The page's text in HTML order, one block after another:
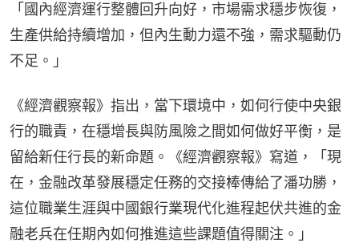
「國內經濟運行整體回升向好，市場需求穩步恢復，
生產供給持續增加，但內生動力還不強，需求驅動仍
不足。」
《經濟觀察報》指出，當下環境中，如何行使中央銀
行的職責，在穩增長與防風險之間如何做好平衡，是
留給新任行長的新命題。《經濟觀察報》寫道，「現
在，金融改革發展穩定任務的交接棒傳給了潘功勝，
這位職業生涯與中國銀行業現代化進程起伏共進的金
融老兵在任期內如何推進這些課題值得關注。」